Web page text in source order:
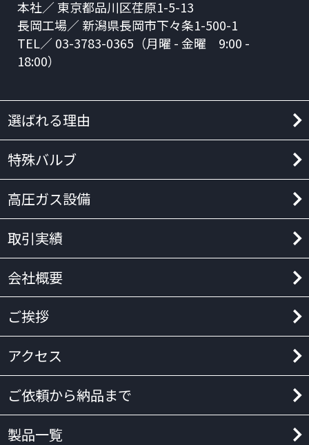
本社／ 東京都品川区荏原1-5-13
長岡工場／ 新潟県長岡市下々条1-500-1
TEL／ 03-3783-0365（月曜 - 金曜 9:00 -
18:00）
選ばれる理由
特殊バルブ
高圧ガス設備
取引実績
会社概要
ご挨拶
アクセス
ご依頼から納品まで
製品一覧